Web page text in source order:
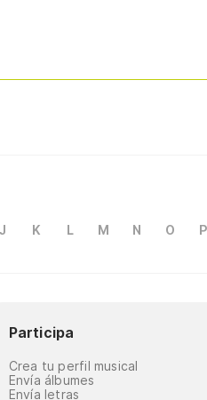
J K L M N O P
Participa
Crea tu perfil musical
Envía álbumes
Envía letras